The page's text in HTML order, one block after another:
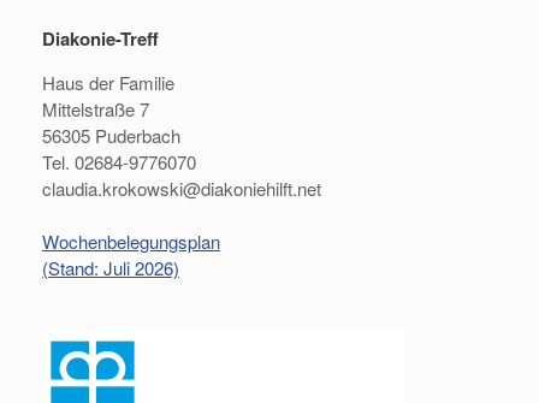
Diakonie-Treff
Haus der Familie
Mittelstraße 7
56305 Puderbach
Tel. 02684-9776070
claudia.krokowski@diakoniehilft.net
Wochenbelegungsplan
(Stand: Juli 2026)